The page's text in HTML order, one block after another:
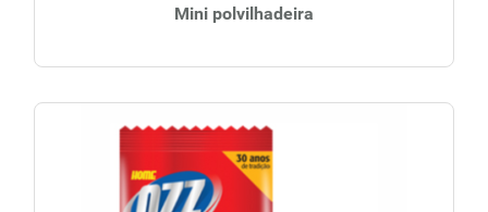
Mini polvilhadeira